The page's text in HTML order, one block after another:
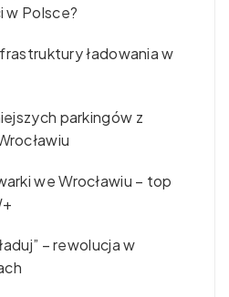
w Polsce?
ładowania w
parkingów z
we Wrocławiu – top
– rewolucja w